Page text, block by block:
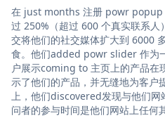
在 just months 注册 powr popup
过 250%（超过 600 个真实联系
交将他们的社交媒体扩大到 6000
食。他们added powr slider 作为
户展示coming to 主页上的产品在
示了他们的产品，并无缝地为客户
上，他们discovered发现与他们
问者的参与时间是他们网站上任何